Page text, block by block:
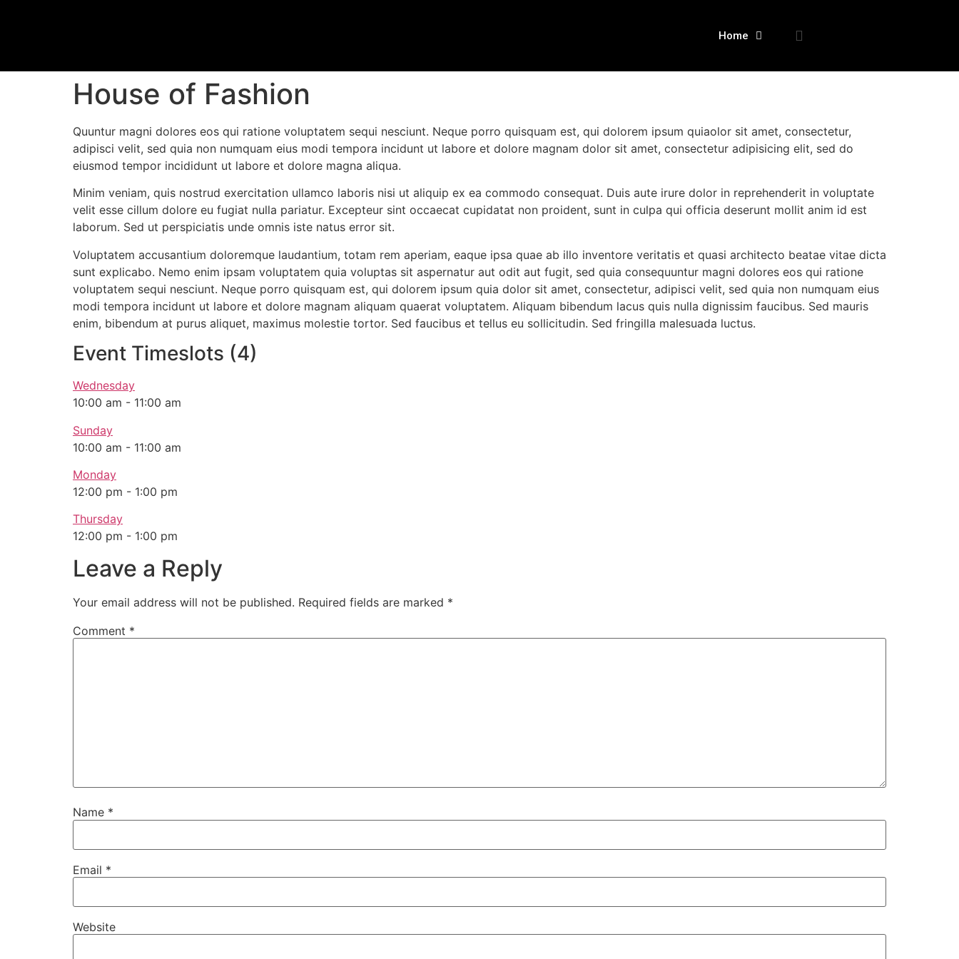
Home
House of Fashion
Quuntur magni dolores eos qui ratione voluptatem sequi nesciunt. Neque porro quisquam est, qui dolorem ipsum quiaolor sit amet, consectetur,
adipisci velit, sed quia non numquam eius modi tempora incidunt ut labore et dolore magnam dolor sit amet, consectetur adipisicing elit, sed do
eiusmod tempor incididunt ut labore et dolore magna aliqua.
Minim veniam, quis nostrud exercitation ullamco laboris nisi ut aliquip ex ea commodo consequat. Duis aute irure dolor in reprehenderit in voluptate
velit esse cillum dolore eu fugiat nulla pariatur. Excepteur sint occaecat cupidatat non proident, sunt in culpa qui officia deserunt mollit anim id est
laborum. Sed ut perspiciatis unde omnis iste natus error sit.
Voluptatem accusantium doloremque laudantium, totam rem aperiam, eaque ipsa quae ab illo inventore veritatis et quasi architecto beatae vitae dicta
sunt explicabo. Nemo enim ipsam voluptatem quia voluptas sit aspernatur aut odit aut fugit, sed quia consequuntur magni dolores eos qui ratione
voluptatem sequi nesciunt. Neque porro quisquam est, qui dolorem ipsum quia dolor sit amet, consectetur, adipisci velit, sed quia non numquam eius
modi tempora incidunt ut labore et dolore magnam aliquam quaerat voluptatem. Aliquam bibendum lacus quis nulla dignissim faucibus. Sed mauris
enim, bibendum at purus aliquet, maximus molestie tortor. Sed faucibus et tellus eu sollicitudin. Sed fringilla malesuada luctus.
Event Timeslots (4)
Wednesday
10:00 am - 11:00 am
Sunday
10:00 am - 11:00 am
Monday
12:00 pm - 1:00 pm
Thursday
12:00 pm - 1:00 pm
Leave a Reply
Your email address will not be published. Required fields are marked *
Comment *
Name *
Email *
Website